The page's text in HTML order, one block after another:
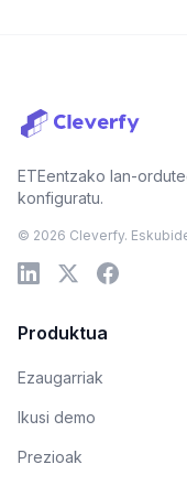
ETEentzako lan-
konfiguratu.
© 2026 Cleverfy.
Produktua
Ezaugarriak
Ikusi demo
Prezioak